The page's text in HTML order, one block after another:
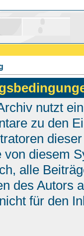
nutzt
zu den
von diesem
alle
des Autors
für den